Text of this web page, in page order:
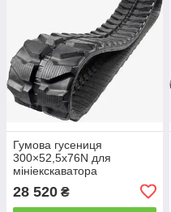
Гумова гусениця
300×52,5x76N для
мініекскаватора
28 520 ₴